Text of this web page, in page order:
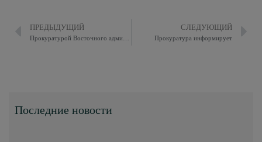
ПРЕДЫДУЩИЙ СЛЕДУЮЩИЙ
Прокуратура информирует
Последние новости